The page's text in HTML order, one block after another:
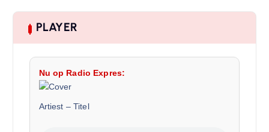
PLAYER
Nu op Radio Expres:
Artiest – Titel